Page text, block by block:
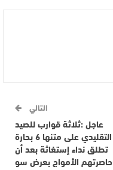
التالي
عاجل :ثلاثة قوارب للصيد
التقليدي على متنها 6 بحارة
تطلق نداء إستغاثة بعد أن
حاصرتهم الأمواج بعرض سو